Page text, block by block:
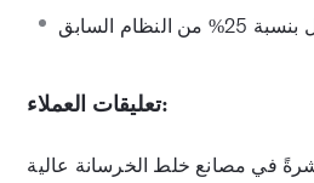
25% من النظام السابق
تعليقات العملاء:
في مصانع خلط الخرسانة عالية